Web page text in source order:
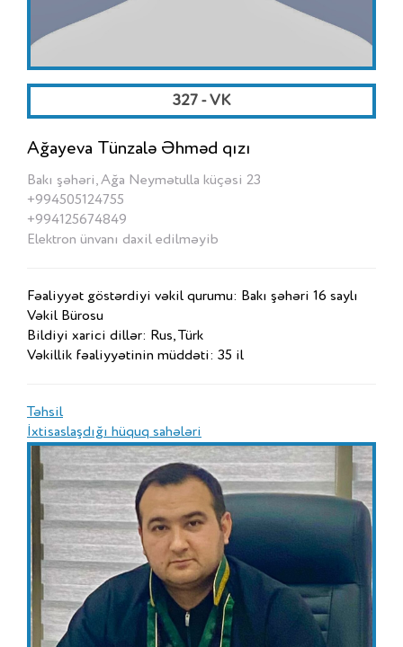
327 - VK
Ağayeva Tünzalə Əhməd qızı
Bakı şəhəri, Ağa Neymətulla küçəsi 23
+994505124755
+994125674849
Elektron ünvanı daxil edilməyib
Fəaliyyət göstərdiyi vəkil qurumu: Bakı şəhəri 16 saylı
Vəkil Bürosu
Bildiyi xarici dillər: Rus, Türk
Vəkillik fəaliyyətinin müddəti: 35 il
Təhsil
İxtisaslaşdığı hüquq sahələri